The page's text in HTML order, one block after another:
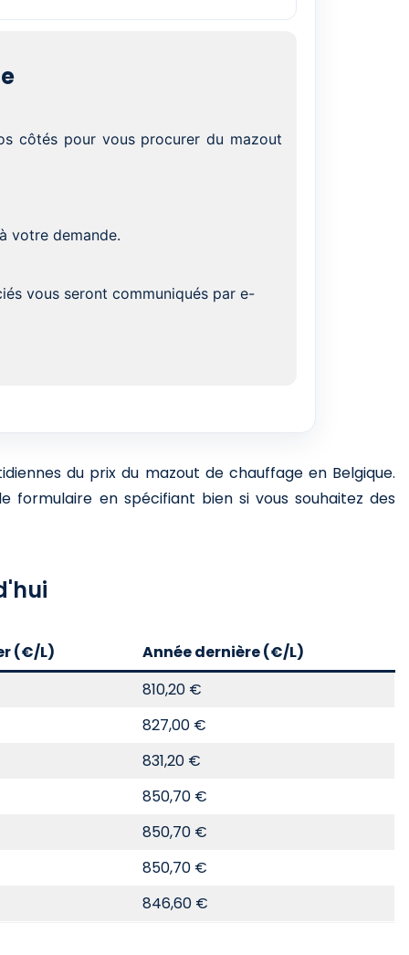
côtés pour vous procurer du mazout
votre demande.
vous seront communiqués par e-
du prix du mazout de chauffage en Belgique.
en spécifiant bien si vous souhaitez des
(€/L)
Année dernière (€/L)
810,20 €
827,00 €
831,20 €
850,70 €
850,70 €
850,70 €
846,60 €